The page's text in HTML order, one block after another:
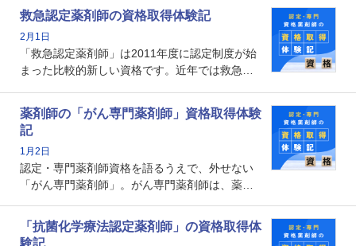
や、特有の疾患、心理状況を理解し、専門性を
深めることで、子どもとその保護者に寄り添え
る存在です。今回はそんな小児薬物療法認定薬
剤師の取得体験記をご紹介します。
救急認定薬剤師の資格取得体験記
2月1日
「救急認定薬剤師」は2011年度に認定制度が始
まった比較的新しい資格です。近年では救急病
増えているのではないでしょうか。今回はそん
な救急認定薬剤師の取得体験記をご紹介しま
す。
薬剤師の「がん専門薬剤師」資格取得体験
記
1月2日
認定・専門薬剤師資格を語るうえで、外せない
「がん専門薬剤師」。がん専門薬剤師は、薬剤
関する資格として、2009年に発足しました。薬
剤師の専門性を活かして高度化するがん医療に
「抗菌化学療法認定薬剤師」の資格取得体